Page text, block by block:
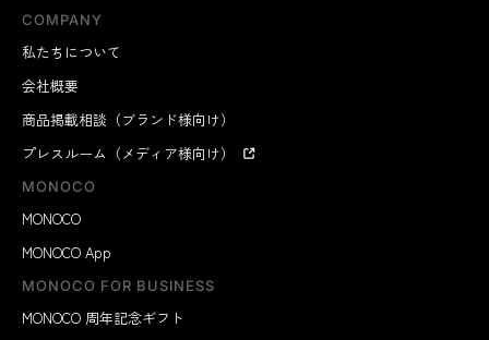
COMPANY
私たちについて
会社概要
商品掲載相談（ブランド様向け）
プレスルーム（メディア様向け）
MONOCO
MONOCO
MONOCO App
MONOCO FOR BUSINESS
MONOCO 周年記念ギフト